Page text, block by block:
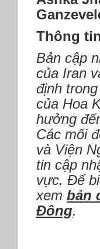
Thông
Bản cập
của Iran
định
của Hoa
hưởng
Các mối
và Viện
tin cập
vực. Để
xem bản
Đông.